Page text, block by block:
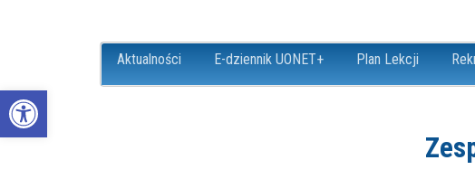
Open toolbar
Aktualności E-dziennik UONET+ Plan Lekcji